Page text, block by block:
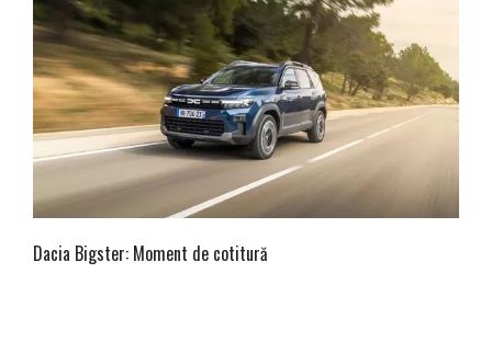
Dacia Bigster: Moment de cotitură